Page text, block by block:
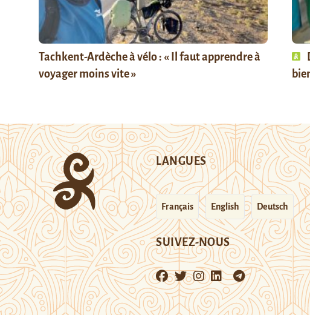
Tachkent-Ardèche à vélo : « Il faut apprendre à
voyager moins vite »
LANGUES
Français English Deutsch
SUIVEZ-NOUS